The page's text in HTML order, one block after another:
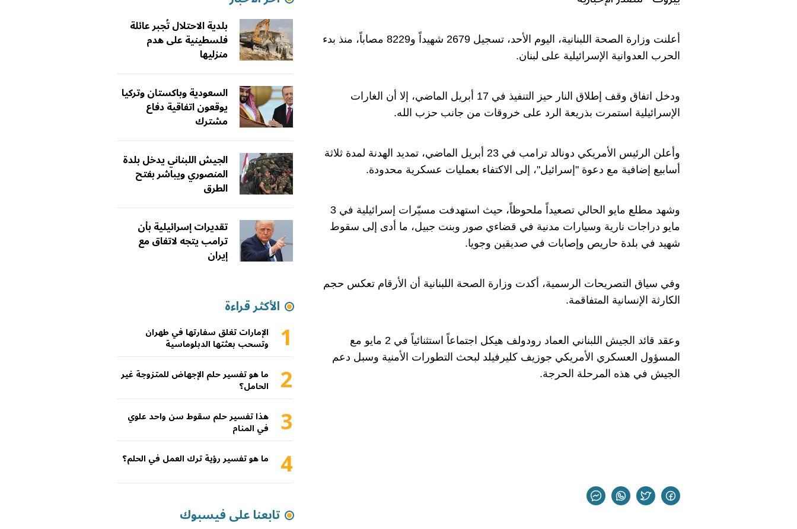
أعلنت وزارة الصحة اللبنانية، اليوم الأحد، تسجيل 2679 شهيداً و8229 مصاباً، منذ بدء
الحرب العدوانية الإسرائيلية على لبنان.
ودخل اتفاق وقف إطلاق النار حيز التنفيذ في 17 أبريل الماضي، إلا أن الغارات
الإسرائيلية استمرت بذريعة الرد على خروقات من جانب حزب الله.
وأعلن الرئيس الأمريكي دونالد ترامب في 23 أبريل الماضي، تمديد الهدنة لمدة ثلاثة
أسابيع إضافية مع دعوة "إسرائيل"، إلى الاكتفاء بعمليات عسكرية محدودة.
وشهد مطلع مايو الحالي تصعيداً ملحوظاً، حيث استهدفت مسيّرات إسرائيلية في 3
مايو دراجات نارية وسيارات مدنية في قضاءي صور وبنت جبيل، ما أدى إلى سقوط
شهيد في بلدة حاريص وإصابات في صديقين وجويا.
وفي سياق التصريحات الرسمية، أكدت وزارة الصحة اللبنانية أن الأرقام تعكس حجم
الكارثة الإنسانية المتفاقمة.
وعقد قائد الجيش اللبناني العماد رودولف هيكل اجتماعاً استثنائياً في 2 مايو مع
المسؤول العسكري الأمريكي جوزيف كليرفيلد لبحث التطورات الأمنية وسبل دعم
الجيش في هذه المرحلة الحرجة.
بلدية الاحتلال تُجبر عائلة
فلسطينية على هدم
منزليها
السعودية وباكستان وتركيا
يوقعون اتفاقية دفاع
مشترك
الجيش اللبناني يدخل بلدة
المنصوري ويباشر بفتح
الطرق
تقديرات إسرائيلية بأن
ترامب يتجه لاتفاق مع
إيران
الأكثر قراءة
1 الإمارات تغلق سفارتها في طهران
وتسحب بعثتها الدبلوماسية
2 ما هو تفسير حلم الإجهاض للمتزوجة غير
الحامل؟
3 هذا تفسير حلم سقوط سن واحد علوي
في المنام
4 ما هو تفسير رؤية ترك العمل في الحلم؟
تابعنا على فيسبوك